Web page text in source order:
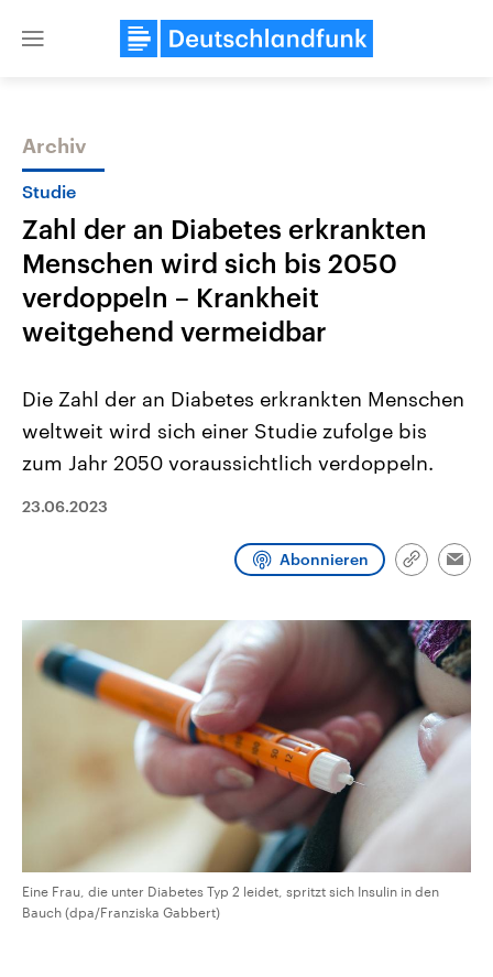
Close
Themen
2026
Alle Informationen
Sachsen-Anhalt wählt am 6.
September 2026 einen neuen
Landtag. Seit 2021 wird das
CDU, SPD und FDP regiert.-
Wahlprogramme, aktuelle Berichte
und Hintergründe zu den Parteien
und Kandidaten der anstehenden
Aktuelle Beiträge,
Hintergründe
Wirtschaftlich und
gehören die Vereinigten
den mächtigsten Ländern
Programm Podcasts
Archiv
Studie
Zahl der an Diabetes erkrankten
Menschen wird sich bis 2050
verdoppeln – Krankheit
weitgehend vermeidbar
Die Zahl der an Diabetes erkrankten Menschen
weltweit wird sich einer Studie zufolge bis
zum Jahr 2050 voraussichtlich verdoppeln.
23.06.2023
Abonnieren
Link
Eine Frau, die unter Diabetes Typ 2 leidet, spritzt sich Insulin in den
Bauch (dpa/Franziska Gabbert)